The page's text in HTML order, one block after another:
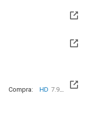
Compra: HD 7.99 €